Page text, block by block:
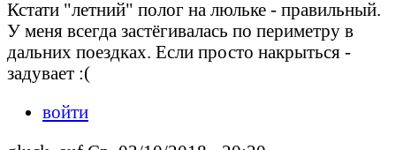
Кстати "летний" полог на люльке - правильный.
У меня всегда застёгивалась по периметру в
дальних поездках. Если просто накрыться -
задувает :(
войти